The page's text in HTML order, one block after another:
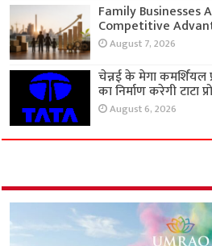
Family Businesses
Competitive
August 7, 2026
चेन्नई के मेगा कमर्शियल
का निर्माण करेगी टाटा
August 6, 2026